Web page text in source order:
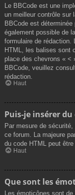
Le BBCode est une
un meilleur contrôle sur
BBCode est
également possible de
formulaire de rédaction.
HTML, les balises sont
place des chevrons « <
BBCode, veuillez
rédaction.
Haut
Puis-je insérer du
Par mesure de
ce forum. La majeure
du code HTML peut
Haut
Que sont les
Les émoticônes sont